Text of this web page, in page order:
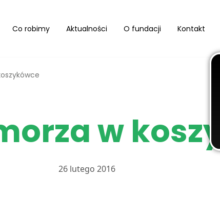
Co robimy Aktualności O fundacji Kontakt
w
26 lutego 2016